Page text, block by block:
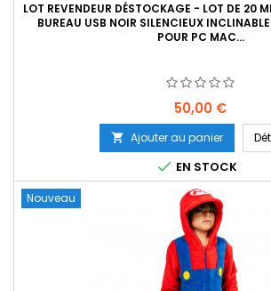
LOT REVENDEUR DÉSTOCKAGE - LOT DE 20
BUREAU USB NOIR SILENCIEUX
POUR PC MAC...
Prix
50,00 €
 Ajouter au panier
 EN STOCK
Nouveau